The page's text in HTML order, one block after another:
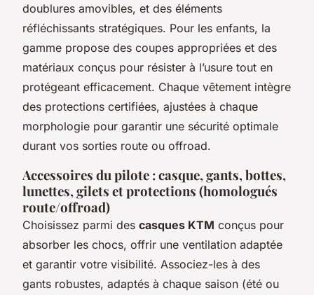
doublures amovibles, et des éléments
réfléchissants stratégiques. Pour les enfants, la
gamme propose des coupes appropriées et des
matériaux conçus pour résister à l’usure tout en
protégeant efficacement. Chaque vêtement intègre
des protections certifiées, ajustées à chaque
morphologie pour garantir une sécurité optimale
durant vos sorties route ou offroad.
Accessoires du pilote : casque, gants, bottes,
lunettes, gilets et protections (homologués
route/offroad)
Choisissez parmi des casques KTM conçus pour
absorber les chocs, offrir une ventilation adaptée
et garantir votre visibilité. Associez-les à des
gants robustes, adaptés à chaque saison (été ou